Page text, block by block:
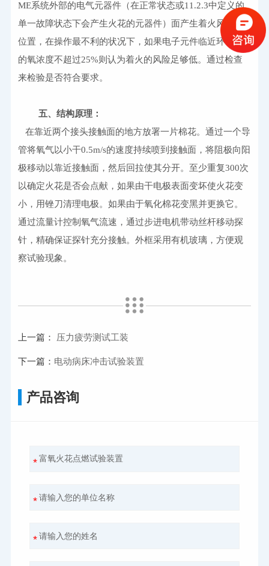
ME系统外部的电气元器件（在正常状态或11.2.3中定义的
单一故障状态下会产生火花的元器件）面产生着火风险的
位置，在操作最不利的状况下，如果电子元件临近环境中
的氧浓度不超过25%则认为着火的风险足够低。通过检查
来检验是否符合要求。
五、结构原理：
在靠近两个接头接触面的地方放署一片棉花。通过一个导
管将氧气以小干0.5m/s的速度持续喷到接触面，将阻极向阳
极移动以靠近接触面，然后回拉使其分开。至少重复300次
以确定火花是否会点献，如果由干电极表面变坏使火花变
小，用锉刀清理电极。如果由于氧化棉花变黑并更换它。
通过流量计控制氧气流速，通过步进电机带动丝杆移动探
针，精确保证探针充分接触。外框采用有机玻璃，方便观
察试验现象。
上一篇： 压力疲劳测试工装
下一篇： 电动病床冲击试验装置
产品咨询